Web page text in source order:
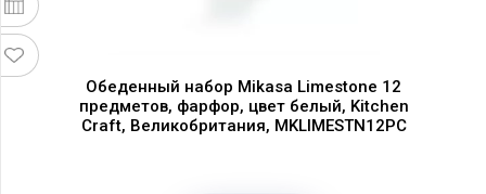
Обеденный набор Mikasa Limestone 12
предметов, фарфор, цвет белый, Kitchen
Craft, Великобритания, MKLIMESTN12PC